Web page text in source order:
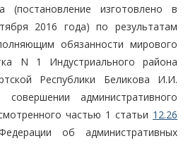
(постановление изготовлено в
2016 года) по результатам
обязанности мирового
N 1 Индустриального района
Республики Беликова И.И.
административного
частью 1 статьи 12.26
об административных